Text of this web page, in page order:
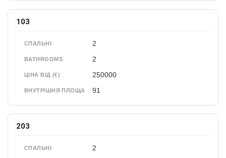
103
СПАЛЬНІ 2
BATHROOMS 2
ЦІНА ВІД (€) 250000
ВНУТРІШНЯ ПЛОЩА 91
203
СПАЛЬНІ 2